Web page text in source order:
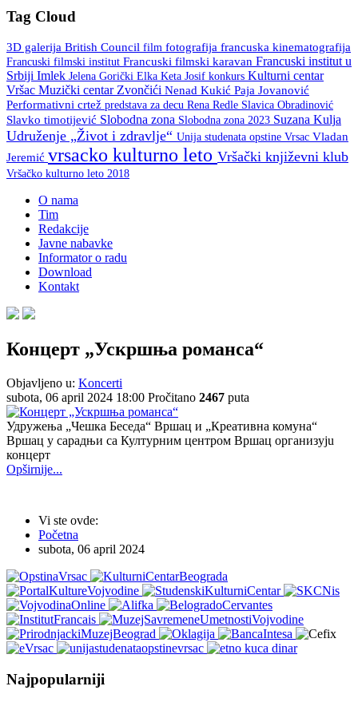
Tag Cloud
3D galerija British Council film fotografija francuska kinematografija
Francuski filmski institut Francuski filmski karavan Francuski institut u
Srbiji Imlek Jelena Gorički Elka Keta Josif konkurs Kulturni centar
Vršac Muzički centar Zvončići Nenad Kukić Paja Jovanović
Performativni crtež predstava za decu Rena Redle Slavica Obradinović
Slavko timotijević Slobodna zona Slobodna zona 2023 Suzana Kulja
Udruženje „Život i zdravlje“ Unija studenata opstine Vrsac Vladan
Jeremić vrsacko kulturno leto Vršački književni klub
Vršačko kulturno leto 2018
O nama
Tim
Redakcije
Javne nabavke
Informator o radu
Download
Kontakt
Концерт „Ускршњa романсa“
Objavljeno u: Koncerti
subota, 06 april 2024 18:00 Pročitano 2467 puta
Удружењa „Чешка Беседа“ Вршац и „Креативна комуна“
Вршац у сарадњи са Културним центром Вршац организујu
концерт
Opširnije...
Vi ste ovde:
Početna
subota, 06 april 2024
Najpopularniji